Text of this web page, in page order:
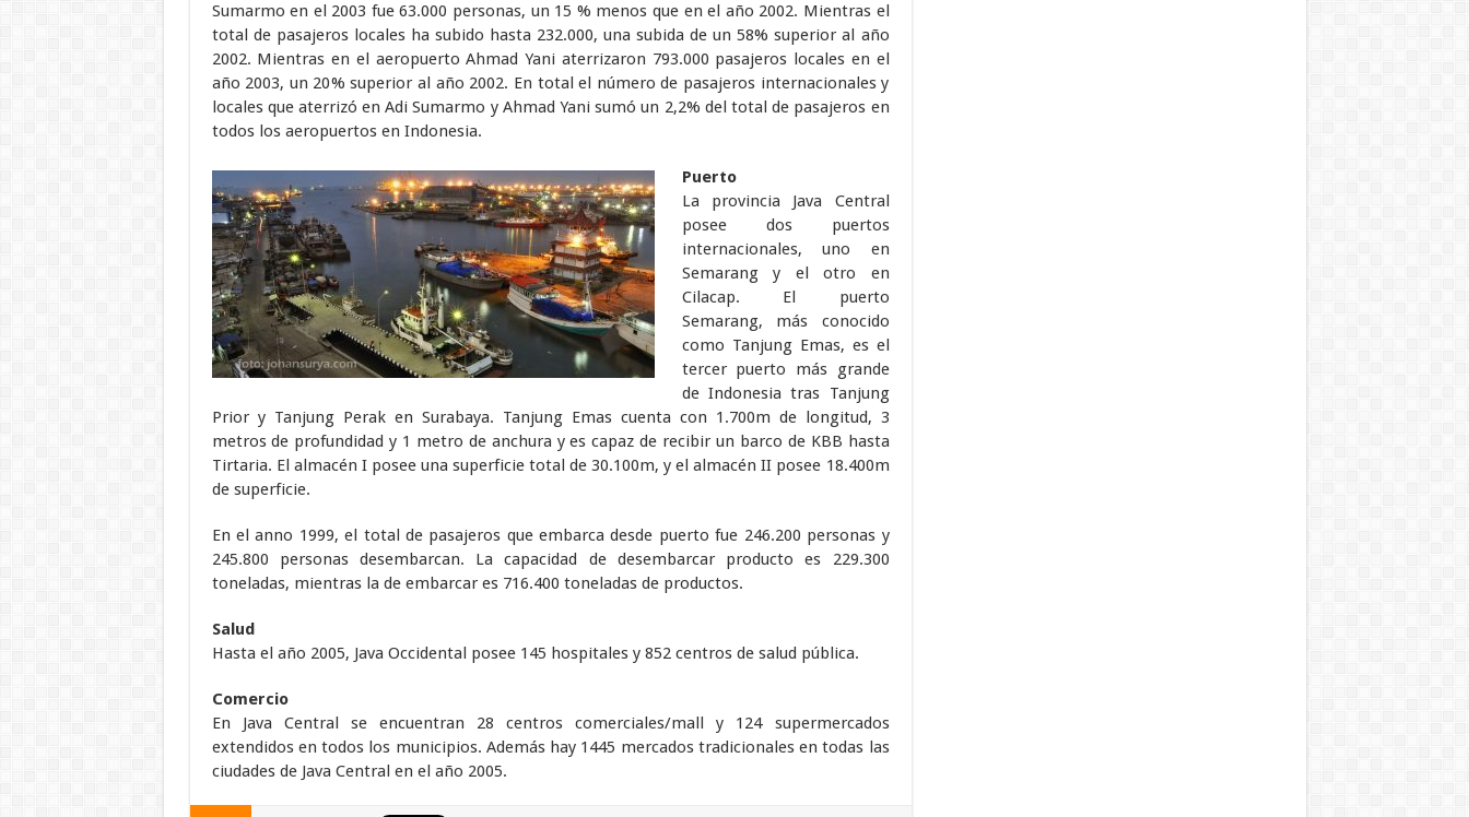
Sumarmo en el 2003 fue 63.000 personas, un 15 % menos que en el año 2002. Mientras el
total de pasajeros locales ha subido hasta 232.000, una subida de un 58% superior al año
2002. Mientras en el aeropuerto Ahmad Yani aterrizaron 793.000 pasajeros locales en el
año 2003, un 20% superior al año 2002. En total el número de pasajeros internacionales y
locales que aterrizó en Adi Sumarmo y Ahmad Yani sumó un 2,2% del total de pasajeros en
todos los aeropuertos en Indonesia.
Puerto
La provincia Java Central
posee dos puertos
internacionales, uno en
Semarang y el otro en
Cilacap. El puerto
Semarang, más conocido
como Tanjung Emas, es el
tercer puerto más grande
de Indonesia tras Tanjung
Prior y Tanjung Perak en Surabaya. Tanjung Emas cuenta con 1.700m de longitud, 3
metros de profundidad y 1 metro de anchura y es capaz de recibir un barco de KBB hasta
Tirtaria. El almacén I posee una superficie total de 30.100m, y el almacén II posee 18.400m
de superficie.
En el anno 1999, el total de pasajeros que embarca desde puerto fue 246.200 personas y
245.800 personas desembarcan. La capacidad de desembarcar producto es 229.300
toneladas, mientras la de embarcar es 716.400 toneladas de productos.
Salud
Hasta el año 2005, Java Occidental posee 145 hospitales y 852 centros de salud pública.
Comercio
En Java Central se encuentran 28 centros comerciales/mall y 124 supermercados
extendidos en todos los municipios. Además hay 1445 mercados tradicionales en todas las
ciudades de Java Central en el año 2005.